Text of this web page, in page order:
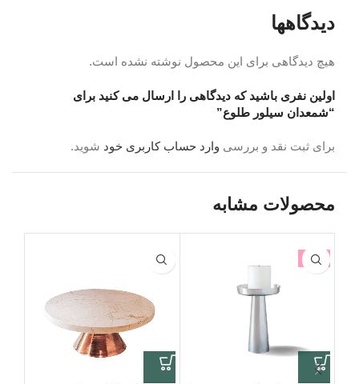
دیدگاهها
هیچ دیدگاهی برای این محصول نوشته نشده است.
اولین نفری باشید که دیدگاهی را ارسال می کنید برای
“شمعدان سیلور طلوع”
برای ثبت نقد و بررسی وارد حساب کاربری خود شوید.
محصولات مشابه
-3%